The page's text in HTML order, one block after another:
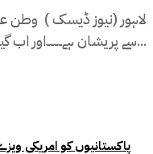
لاہور (نیوز ڈیسک ) وطن
سے پریشان ہے۔۔۔۔اور اب گیلپ پاکستان نے عوام کی آرا...
پاکستانیوں کو امریکی